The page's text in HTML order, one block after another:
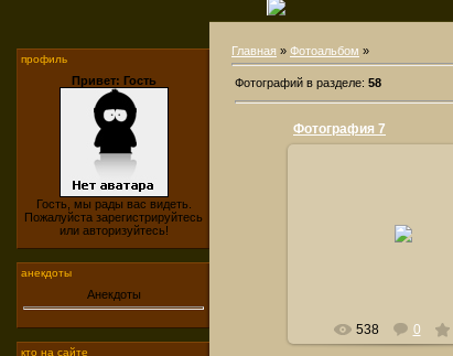
профиль
Привет: Гость
Гость, мы рады вас видеть.
Пожалуйста зарегистрируйтесь
или авторизуйтесь!
анекдоты
Анекдоты
кто на сайте
Главная » Фотоальбом »
Фотографий в разделе: 58
Фотография 7
538 0